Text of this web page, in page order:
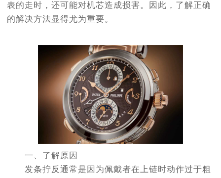
表的走时，还可能对机芯造成损害。因此，了解正确
的解决方法显得尤为重要。
一、了解原因
发条拧反通常是因为佩戴者在上链时动作过于粗